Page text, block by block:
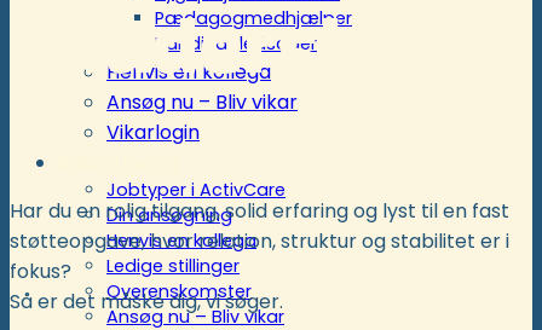
Pædagogmedhjælper
Handicapledsager
Henvis en kollega
Ansøg nu – Bliv vikar
Vikarlogin
Jobtyper i ActivCare
Din ansøgning
Henvis en kollega
Ledige stillinger
Overenskomster
Ansøg nu – Bliv vikar
i Haderslev
Har du en rolig tilgang, solid erfaring og lyst til en fast
støtteopgave, hvor relation, struktur og stabilitet er i
fokus?
Så er det måske dig, vi søger.